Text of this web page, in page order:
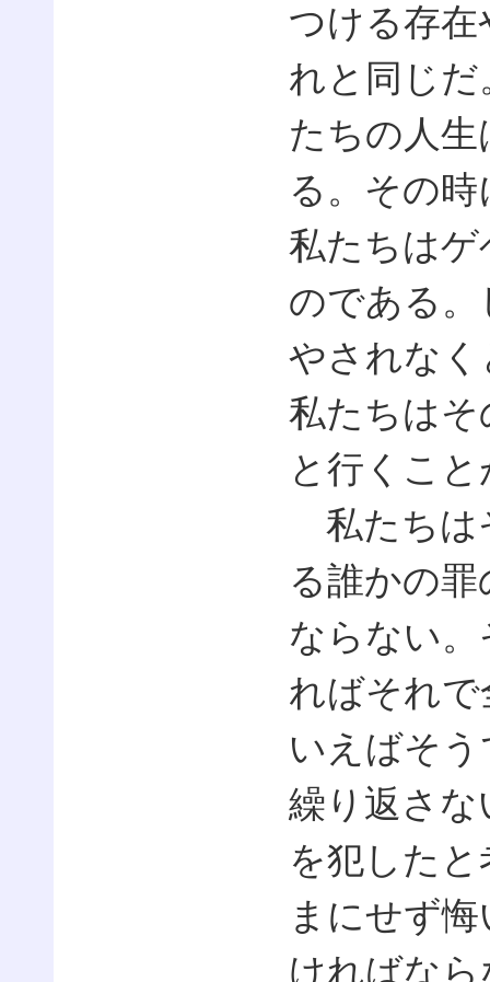
つける存
れと同じ
たちの人
る。その
私たちは
のである
やされな
私たちはそ
と行くこ
私たちは
る誰かの
ならない
ればそれ
いえばそ
繰り返さ
を犯した
まにせず
ければな